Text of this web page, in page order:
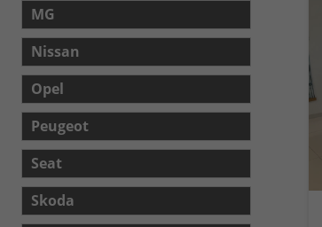
MG
Nissan
Opel
Peugeot
Seat
Skoda